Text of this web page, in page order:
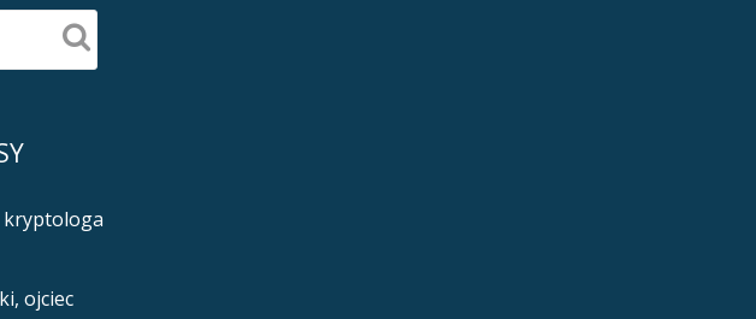
kryptologa
ojciec